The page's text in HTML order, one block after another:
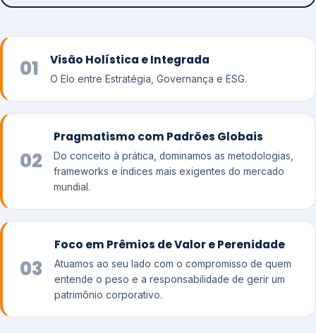
01 Visão Holística e Integrada
O Elo entre Estratégia, Governança e ESG.
02
Pragmatismo com Padrões Globais
Do conceito à prática, dominamos as metodologias,
frameworks e índices mais exigentes do mercado
mundial.
03
Foco em Prêmios de Valor e Perenidade
Atuamos ao seu lado com o compromisso de quem
entende o peso e a responsabilidade de gerir um
patrimônio corporativo.